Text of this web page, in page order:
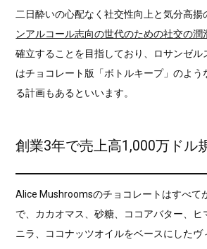
二日酔いの心配なく社交性向上と気分高揚
ンアルコール志向の世代のための社交の潤
確立することを目指しており、ロサンゼル
はチョコレート版「ボトルキープ」のよう
る計画もあるといいます。
創業3年で売上高1,000万ドル
Alice Mushroomsのチョコレートはすべて
で、カカオマス、砂糖、ココアバター、ヒ
ニラ、ココナッツオイルをベースにしたヴ